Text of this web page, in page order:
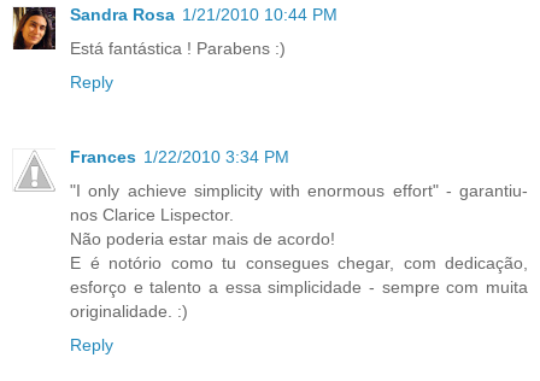
Sandra Rosa 1/21/2010 10:44 PM
Está fantástica ! Parabens :)
Reply
Frances 1/22/2010 3:34 PM
"I only achieve simplicity with enormous effort" - garantiu-
nos Clarice Lispector.
Não poderia estar mais de acordo!
E é notório como tu consegues chegar, com dedicação,
esforço e talento a essa simplicidade - sempre com muita
originalidade. :)
Reply